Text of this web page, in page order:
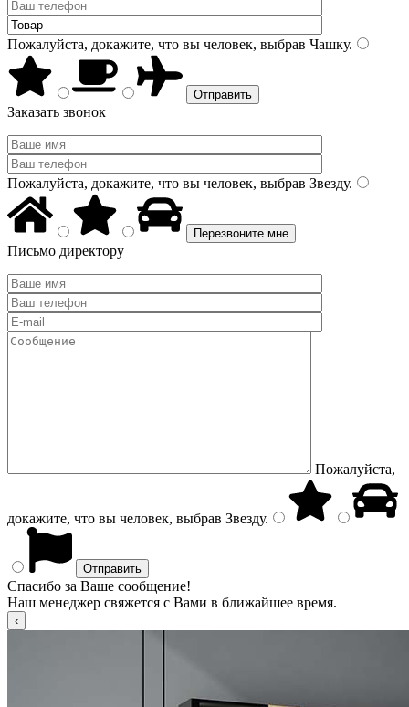
Пожалуйста, докажите, что вы человек, выбрав Чашку.
Заказать звонок
Пожалуйста, докажите, что вы человек, выбрав Звезду.
Письмо директору
Пожалуйста,
докажите, что вы человек, выбрав Звезду.
Спасибо за Ваше сообщение!
Наш менеджер свяжется с Вами в ближайшее время.